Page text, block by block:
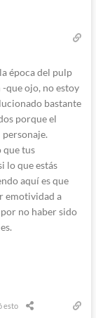
época del pulp
-que ojo, no estoy
bastante
porque el
que tus
lo que estás
aquí es que
emotividad a
no haber sido
esto